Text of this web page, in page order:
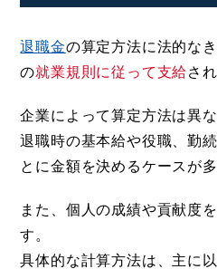
退職金の算定方法に法的な
の就業規則に従って支給さ
企業によって算定方法は異
退職時の基本給や役職、勤
とに金額を決めるケースが多
また、個人の成績や貢献度
す。
具体的な計算方法は、主に